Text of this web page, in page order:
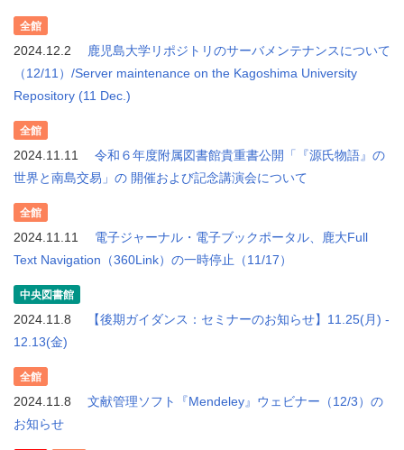
全館
2024.12.2
鹿児島大学リポジトリのサーバメンテナンスについて
（12/11）/Server maintenance on the Kagoshima University
Repository (11 Dec.)
全館
2024.11.11
令和６年度附属図書館貴重書公開「『源氏物語』の
世界と南島交易」の 開催および記念講演会について
全館
2024.11.11
電子ジャーナル・電子ブックポータル、鹿大Full
Text Navigation（360Link）の一時停止（11/17）
中央図書館
2024.11.8
【後期ガイダンス：セミナーのお知らせ】11.25(月) -
12.13(金)
全館
2024.11.8
文献管理ソフト『Mendeley』ウェビナー（12/3）の
お知らせ